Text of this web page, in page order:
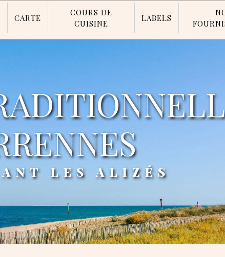
CARTE
COURS DE
CUISINE
LABELS
LES ALIZÉS